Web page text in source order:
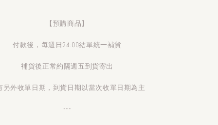
【預購商品】
付款後，每週日24:00結單統一補貨
補貨後正常約隔週五到貨寄出
另外收單日期，到貨日期以當次收單日期為主
---